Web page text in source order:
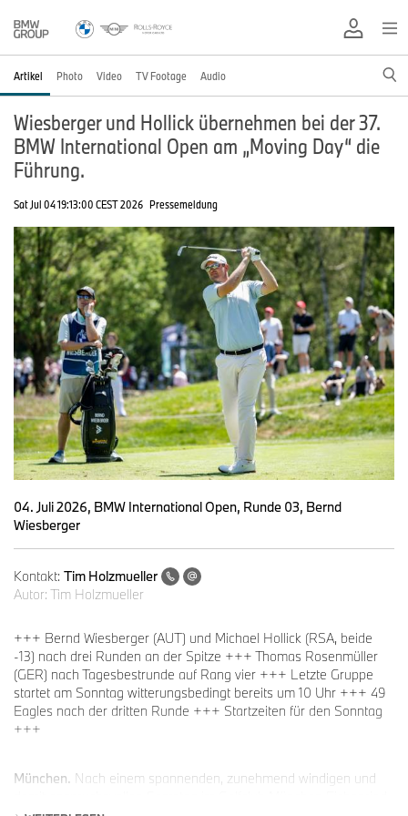
Artikel Photo Video TV Footage Audio
Wiesberger und Hollick übernehmen bei der 37.
BMW International Open am „Moving Day“ die
Führung.
Sat Jul 04 19:13:00 CEST 2026 Pressemeldung
04. Juli 2026, BMW International Open, Runde 03, Bernd
Wiesberger
Kontakt: Tim Holzmueller
Autor: Tim Holzmueller
+++ Bernd Wiesberger (AUT) und Michael Hollick (RSA, beide
-13) nach drei Runden an der Spitze +++ Thomas Rosenmüller
(GER) nach Tagesbestrunde auf Rang vier +++ Letzte Gruppe
startet am Sonntag witterungsbedingt bereits um 10 Uhr +++ 49
Eagles nach der dritten Runde +++ Startzeiten für den Sonntag
+++
München. Nach einem spannenden, zunehmend windigen und